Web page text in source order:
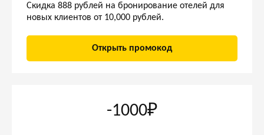
Скидка 888 рублей на бронирование отелей для
новых клиентов от 10,000 рублей.
Открыть промокод
-1000₽